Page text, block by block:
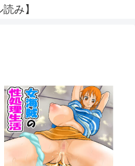
読み】